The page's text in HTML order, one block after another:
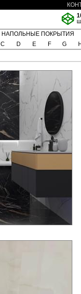
НАПОЛЬНЫЕ ПОКРЫТИЯ
C D E F G H